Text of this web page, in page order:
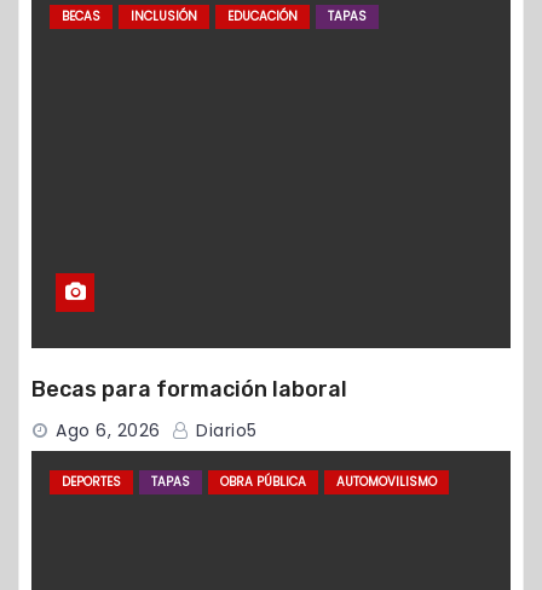
BECAS INCLUSIÓN EDUCACIÓN TAPAS
Becas para formación laboral
Ago 6, 2026 Diario5
DEPORTES TAPAS OBRA PÚBLICA AUTOMOVILISMO